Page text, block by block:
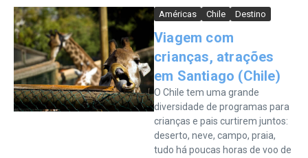
Américas Chile Destino
Viagem com
crianças, atrações
em Santiago (Chile)
O Chile tem uma grande
diversidade de programas para
crianças e pais curtirem juntos:
deserto, neve, campo, praia,
tudo há poucas horas de voo de